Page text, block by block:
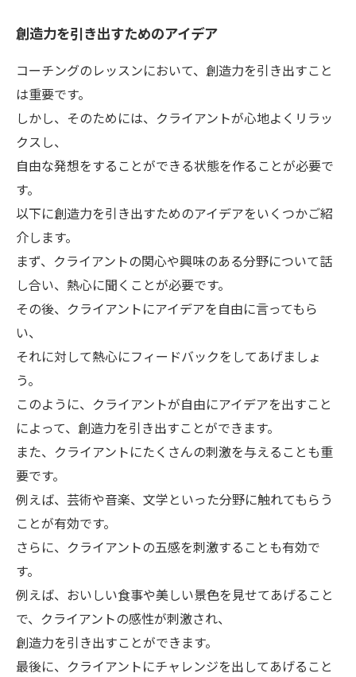
創造力を引き出すためのアイデア
コーチングのレッスンにおいて、創造力を引き出すこと
は重要です。
しかし、そのためには、クライアントが心地よくリラッ
クスし、
自由な発想をすることができる状態を作ることが必要で
す。
以下に創造力を引き出すためのアイデアをいくつかご紹
介します。
まず、クライアントの関心や興味のある分野について話
し合い、熱心に聞くことが必要です。
その後、クライアントにアイデアを自由に言ってもら
い、
それに対して熱心にフィードバックをしてあげましょ
う。
このように、クライアントが自由にアイデアを出すこと
によって、創造力を引き出すことができます。
また、クライアントにたくさんの刺激を与えることも重
要です。
例えば、芸術や音楽、文学といった分野に触れてもらう
ことが有効です。
さらに、クライアントの五感を刺激することも有効で
す。
例えば、おいしい食事や美しい景色を見せてあげること
で、クライアントの感性が刺激され、
創造力を引き出すことができます。
最後に、クライアントにチャレンジを出してあげること